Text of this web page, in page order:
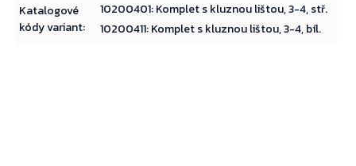
Katalogové
kódy variant:
10200401: Komplet s kluznou lištou, 3-4, stř.
10200411: Komplet s kluznou lištou, 3-4, bíl.